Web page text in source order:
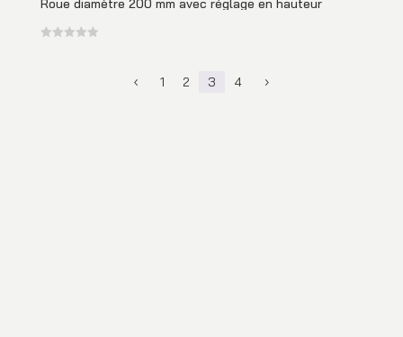
Roue diamètre 200 mm avec réglage en hauteur
4 1 2 3 4 5